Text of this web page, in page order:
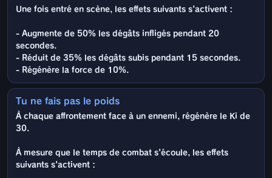
Une fois entré en scène, les effets suivants s'activent :
- Augmente de 50% les dégâts infligés pendant 20
secondes.
- Réduit de 35% les dégâts subis pendant 15 secondes.
- Régénère la force de 10%.
Tu ne fais pas le poids
À chaque affrontement face à un ennemi, régénère le Ki de
30.
À mesure que le temps de combat s'écoule, les effets
suivants s'activent :